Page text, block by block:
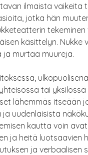
ilmaista vaikeita
jotka hän
käsittelyn.
ja murtaa muureja.
tai
lähemmäs itseään
uudenlaisista
kautta voin
ja heitä luotsaavien
ja verbaalisen